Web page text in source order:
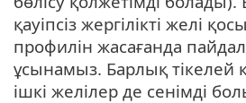
қауіпсіз жергілікті желі
профилін жасағанда
ұсынамыз. Барлық тікелей
ішкі желілер де сенімді